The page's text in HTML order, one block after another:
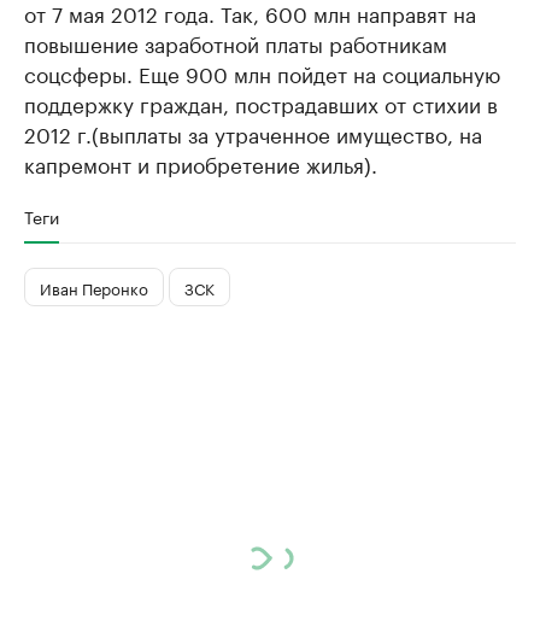
от 7 мая 2012 года. Так, 600 млн направят на
повышение заработной платы работникам
соцсферы. Еще 900 млн пойдет на социальную
поддержку граждан, пострадавших от стихии в
2012 г.(выплаты за утраченное имущество, на
капремонт и приобретение жилья).
Теги
Иван Перонко ЗСК